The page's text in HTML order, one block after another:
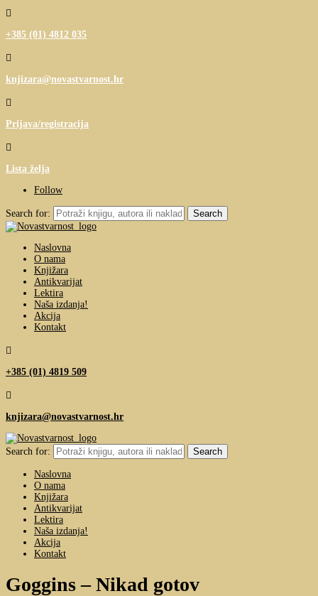

+385 (01) 4812 035

knjizara@novastvarnost.hr

Prijava/registracija

Lista želja
Follow
Search for:
Naslovna
O nama
Knjižara
Antikvarijat
Lektira
Naša izdanja!
Akcija
Kontakt

+385 (01) 4819 509

knjizara@novastvarnost.hr
Search for:
Naslovna
O nama
Knjižara
Antikvarijat
Lektira
Naša izdanja!
Akcija
Kontakt
Goggins – Nikad gotov